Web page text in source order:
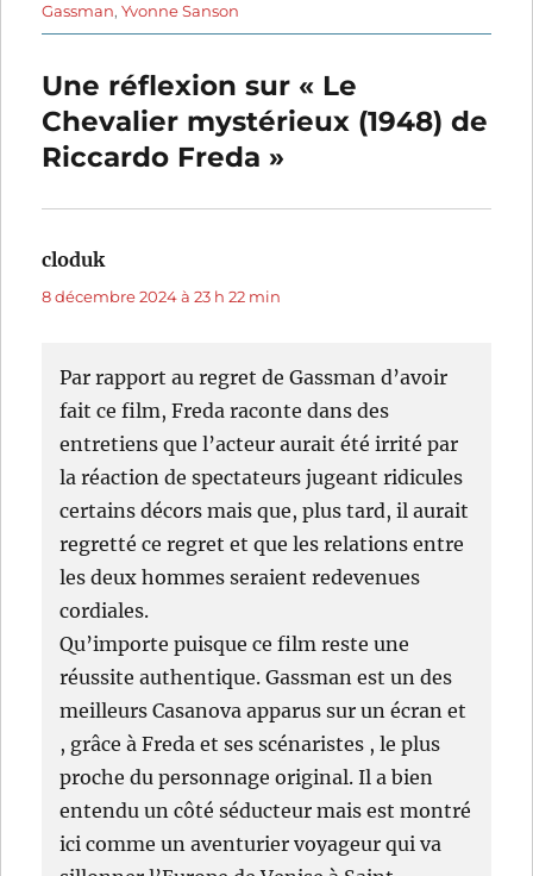
Gassman,Yvonne Sanson
Une réflexion sur « Le
Chevalier mystérieux (1948) de
Riccardo Freda »
clodukdit :
8 décembre 2024 à 23 h 22 min
Par rapport au regret de Gassman d’avoir
fait ce film, Freda raconte dans des
entretiens que l’acteur aurait été irrité par
la réaction de spectateurs jugeant ridicules
certains décors mais que, plus tard, il aurait
regretté ce regret et que les relations entre
les deux hommes seraient redevenues
cordiales.
Qu’importe puisque ce film reste une
réussite authentique. Gassman est un des
meilleurs Casanova apparus sur un écran et
, grâce à Freda et ses scénaristes , le plus
proche du personnage original. Il a bien
entendu un côté séducteur mais est montré
ici comme un aventurier voyageur qui va